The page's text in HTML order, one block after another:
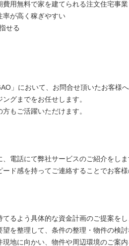
用無料で家を建てられる注文住宅事業
が高く稼ぎやすい
せる
」において、お問合せ頂いたお客様
グまでをお任せします。
もご活躍いただけます。
電話にて弊社サービスのご紹介をしま
ド感を持ってご連絡することでお客
るよう具体的な資金計画のご提案をし
を整理して、条件の整理・物件の検討
地に向かい、物件や周辺環境のご案内